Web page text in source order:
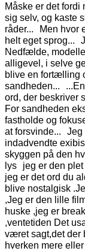
Måske er det
sig selv, og kaste
råder... Men hvor
helt eget sprog...
Nedfælde,
alligevel, i selve
blive en fortælling
sandheden...
ord, der beskriver
For sandheden
fastholde og
at forsvinde...
indadvendte
skyggen på den
lys jeg er den
jeg er det ord du
blive nostalgisk
,Jeg er den lille
huske ,jeg er
,ventetiden Det
været sagt,det der
hverken mere